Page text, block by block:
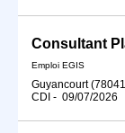
Emploi EGIS
Guyancourt
CDI - 09/07/2026